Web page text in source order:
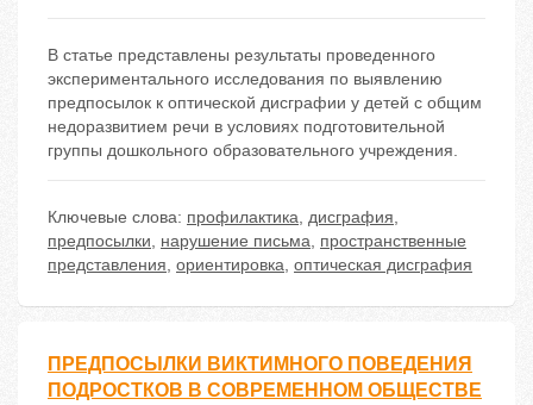
В статье представлены результаты проведенного
экспериментального исследования по выявлению
предпосылок к оптической дисграфии у детей с общим
недоразвитием речи в условиях подготовительной
группы дошкольного образовательного учреждения.
Ключевые слова: профилактика, дисграфия,
предпосылки, нарушение письма, пространственные
представления, ориентировка, оптическая дисграфия
ПРЕДПОСЫЛКИ ВИКТИМНОГО ПОВЕДЕНИЯ
ПОДРОСТКОВ В СОВРЕМЕННОМ ОБЩЕСТВЕ